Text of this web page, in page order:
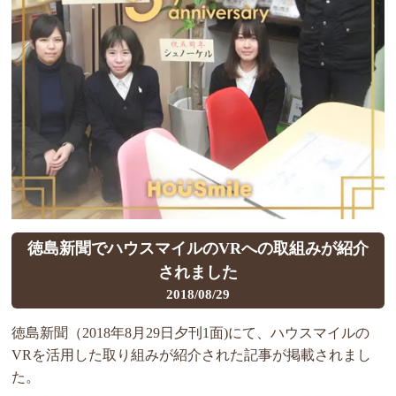
徳島新聞でハウスマイルのVRへの取組みが紹介
されました
2018/08/29
徳島新聞（2018年8月29日夕刊1面)にて、ハウスマイルの
VRを活用した取り組みが紹介された記事が掲載されまし
た。